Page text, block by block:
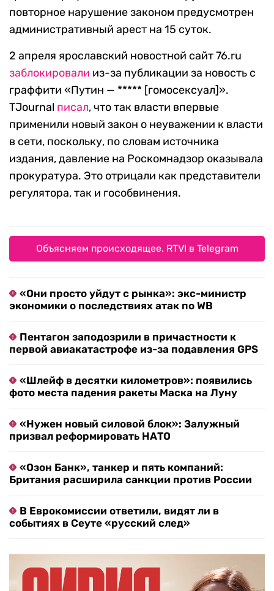
повторное нарушение законом предусмотрен
административный арест на 15 суток.
2 апреля ярославский новостной сайт 76.ru
заблокировали из-за публикации за новость с
граффити «Путин — ***** [гомосексуал]».
TJournal писал, что так власти впервые
применили новый закон о неуважении к власти
в сети, поскольку, по словам источника
издания, давление на Роскомнадзор оказывала
прокуратура. Это отрицали как представители
регулятора, так и гособвинения.
Объясняем происходящее. RTVI в Telegram
«Они просто уйдут с рынка»: экс-министр
экономики о последствиях атак по WB
Пентагон заподозрили в причастности к
первой авиакатастрофе из-за подавления GPS
«Шлейф в десятки километров»: появились
фото места падения ракеты Маска на Луну
«Нужен новый силовой блок»: Залужный
призвал реформировать НАТО
«Озон Банк», танкер и пять компаний:
Британия расширила санкции против России
В Еврокомиссии ответили, видят ли в
событиях в Сеуте «русский след»